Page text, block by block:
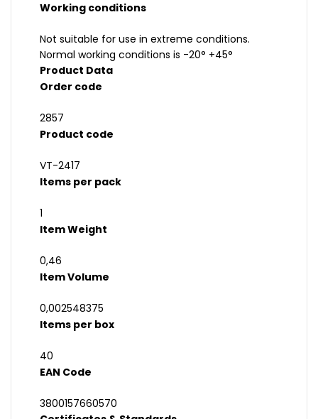
Working conditions
Not suitable for use in extreme conditions.
Normal working conditions is -20° +45°
Product Data
Order code
2857
Product code
VT-2417
Items per pack
1
Item Weight
0,46
Item Volume
0,002548375
Items per box
40
EAN Code
3800157660570